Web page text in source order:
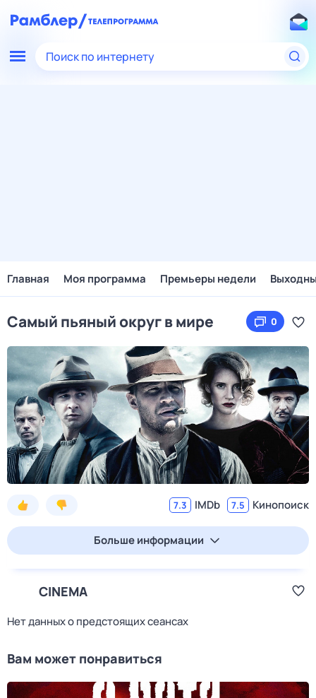
Поиск по интернету
Главная Моя программа Премьеры недели
Самый пьяный округ в мире 0
7.3 IMDb 7.5 Кинопоиск
Больше информации
CINEMA
Нет данных о предстоящих сеансах
Вам может понравиться